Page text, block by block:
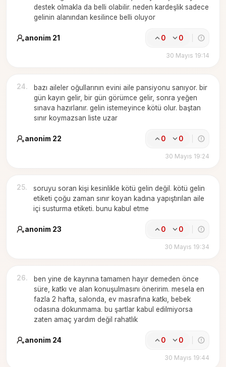
destek olmakla da belli olabilir. neden kardeşlik sadece
gelinin alanından kesilince belli oluyor
anonim 21 0 0
30 Mayıs 19:14
24.
bazı aileler oğullarının evini aile pansiyonu sanıyor. bir
gün kayın gelir, bir gün görümce gelir, sonra yeğen
sınava hazırlanır. gelin istemeyince kötü olur. baştan
sınır koymazsan liste uzar
anonim 22 0 0
30 Mayıs 19:24
25.
soruyu soran kişi kesinlikle kötü gelin değil. kötü gelin
etiketi çoğu zaman sınır koyan kadına yapıştırılan aile
içi susturma etiketi. bunu kabul etme
anonim 23 0 0
30 Mayıs 19:34
26.
ben yine de kaynına tamamen hayır demeden önce
süre, katkı ve alan konuşulmasını öneririm. mesela en
fazla 2 hafta, salonda, ev masrafına katkı, bebek
odasına dokunmama. bu şartlar kabul edilmiyorsa
zaten amaç yardım değil rahatlık
anonim 24 0 0
30 Mayıs 19:44